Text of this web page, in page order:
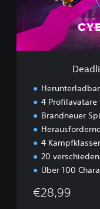
C
b
4 Profilavatare
Brandneuer
4
20
Über 100
€28,99